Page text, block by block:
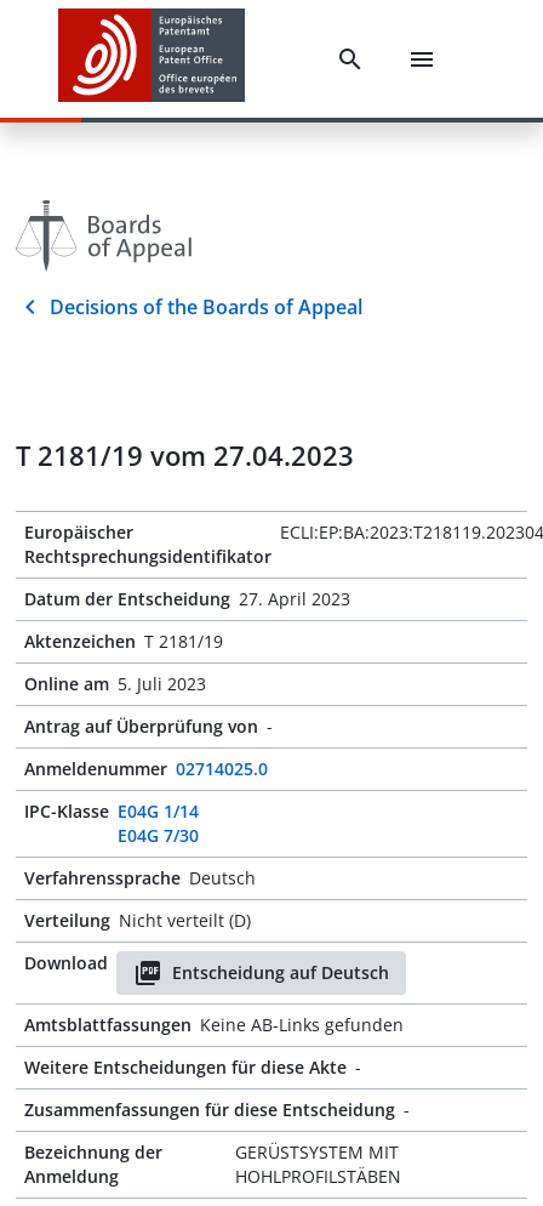
Decisions of the Boards of Appeal
T 2181/19 vom 27.04.2023
Europäischer
Rechtsprechungsidentifikator
Datum der Entscheidung 27. April 2023
Aktenzeichen T 2181/19
Online am 5. Juli 2023
Antrag auf Überprüfung von -
Anmeldenummer 02714025.0
IPC-Klasse E04G 1/14
E04G 7/30
Verfahrenssprache Deutsch
Verteilung Nicht verteilt (D)
Download
Entscheidung auf Deutsch
Amtsblattfassungen Keine AB-Links gefunden
Weitere Entscheidungen für diese Akte -
Zusammenfassungen für diese Entscheidung -
Bezeichnung der
Anmeldung
GERÜSTSYSTEM MIT
HOHLPROFILSTÄBEN